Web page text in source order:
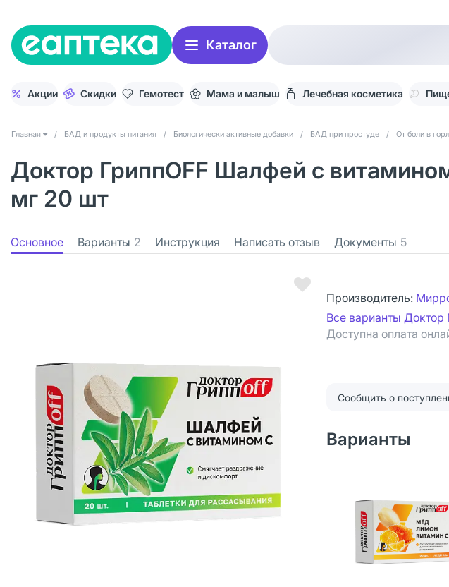
Каталог
Акции Скидки Гемотест Мама и малыш Лечебная косметика
Главная / БАД и продукты питания / Биологически активные добавки / БАД при простуде / От боли в
Доктор ГриппOFF Шалфей с
мг 20 шт
Основное Варианты 2 Инструкция Написать отзыв Документы 5
Производитель:
Все варианты Доктор
Доступна оплата
Сообщить о
Варианты